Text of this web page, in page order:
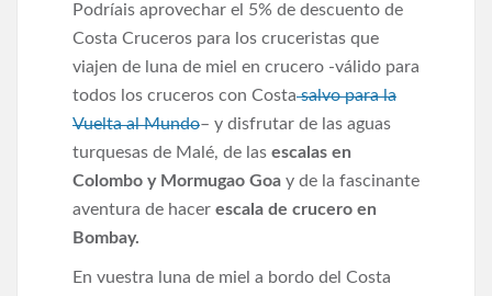
Podríais aprovechar el 5% de descuento de
Costa Cruceros para los cruceristas que
viajen de luna de miel en crucero -válido para
todos los cruceros con Costasalvo para la
Vuelta al Mundo– y disfrutar de las aguas
turquesas de Malé, de las escalas en
Colombo y Mormugao Goa y de la fascinante
aventura de hacer escala de crucero en
Bombay.
En vuestra luna de miel a bordo del Costa